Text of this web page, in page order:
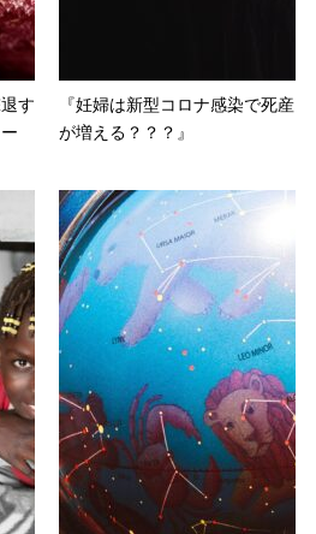
す
『妊婦は新型コロナ感染で死産
が増える？？？』